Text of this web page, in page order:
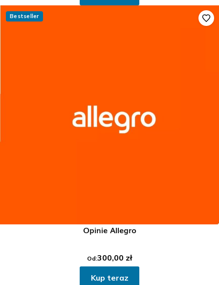
Bestseller
Opinie Allegro
Od:300,00 zł
Kup teraz